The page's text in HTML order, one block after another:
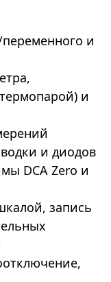
и
и
и диодов
DCA Zero и
запись